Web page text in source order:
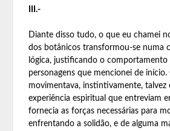
III.-
Diante disso tudo, o que eu chamei
dos botânicos transformou-se numa
lógica, justificando o comportamento
personagens que mencionei de início.
movimentava, instintivamente, talvez
experiência espiritual que entreviam
fornecia as forças necessárias para
enfrentando a solidão, e de alguma